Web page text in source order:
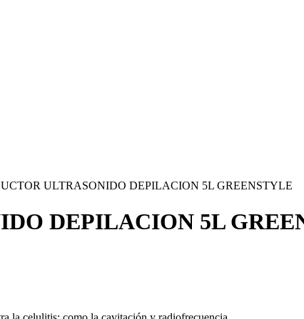
ULTRASONIDO DEPILACION 5L GREENSTYLE
DEPILACION 5L